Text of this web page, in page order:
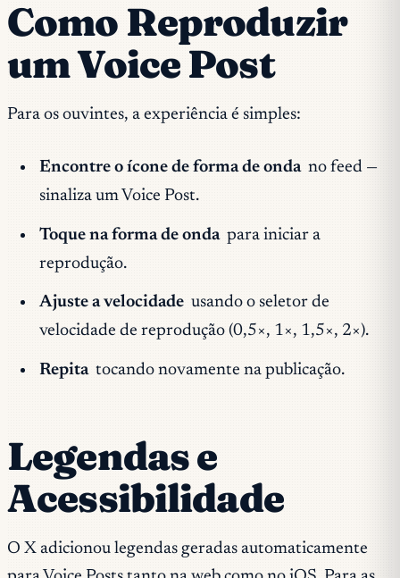
Como Reproduzir
um Voice Post
Para os ouvintes, a experiência é simples:
Encontre o ícone de forma de onda no feed —
sinaliza um Voice Post.
Toque na forma de onda para iniciar a
reprodução.
Ajuste a velocidade usando o seletor de
velocidade de reprodução (0,5×, 1×, 1,5×, 2×).
Repita tocando novamente na publicação.
Legendas e
Acessibilidade
O X adicionou legendas geradas automaticamente